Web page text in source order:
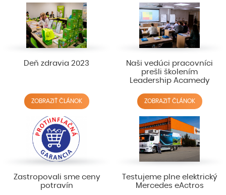
Deň zdravia 2023
ZOBRAZIŤ ČLÁNOK
Naši vedúci pracovníci
prešli školením
Leadership Acamedy
ZOBRAZIŤ ČLÁNOK
Zastropovali sme ceny
potravín
Testujeme plne elektrický
Mercedes eActros